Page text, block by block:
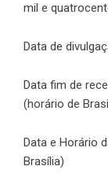
mil e
Data de
Data fim de
(horário de
Data e Horário
Brasília)